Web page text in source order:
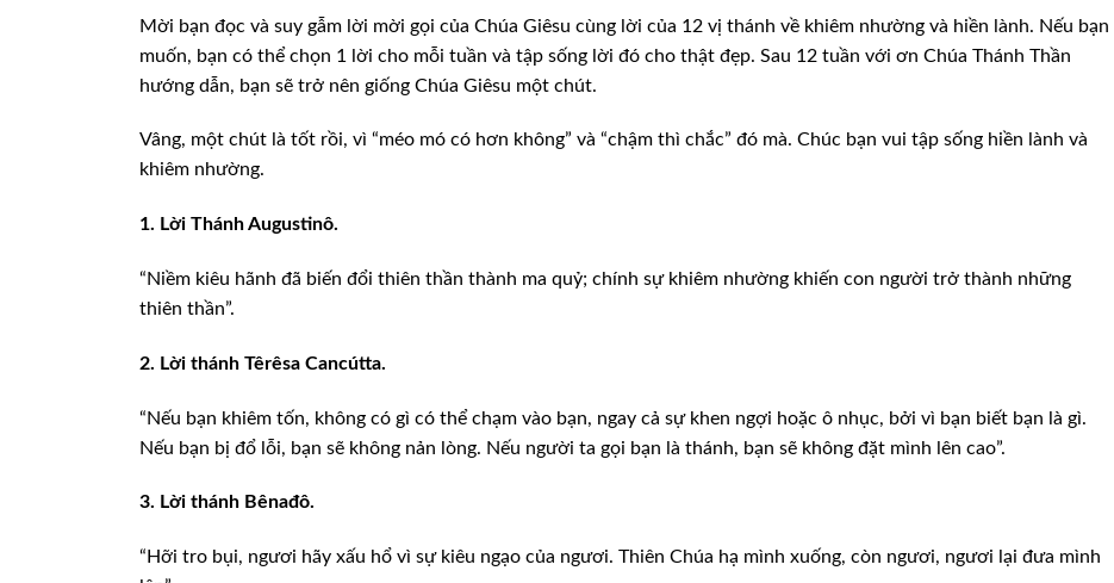
Mời bạn đọc và suy gẫm lời mời gọi của Chúa Giêsu cùng lời của 12 vị thánh về khiêm nhường và hiền lành. Nếu bạn
muốn, bạn có thể chọn 1 lời cho mỗi tuần và tập sống lời đó cho thật đẹp. Sau 12 tuần với ơn Chúa Thánh Thần
hướng dẫn, bạn sẽ trở nên giống Chúa Giêsu một chút.
Vâng, một chút là tốt rồi, vì “méo mó có hơn không” và “chậm thì chắc” đó mà. Chúc bạn vui tập sống hiền lành và
khiêm nhường.
1. Lời Thánh Augustinô.
“Niềm kiêu hãnh đã biến đổi thiên thần thành ma quỷ; chính sự khiêm nhường khiến con người trở thành những
thiên thần”.
2. Lời thánh Têrêsa Cancútta.
“Nếu bạn khiêm tốn, không có gì có thể chạm vào bạn, ngay cả sự khen ngợi hoặc ô nhục, bởi vì bạn biết bạn là gì.
Nếu bạn bị đổ lỗi, bạn sẽ không nản lòng. Nếu người ta gọi bạn là thánh, bạn sẽ không đặt mình lên cao”.
3. Lời thánh Bênađô.
“Hỡi tro bụi, ngươi hãy xấu hổ vì sự kiêu ngạo của ngươi. Thiên Chúa hạ mình xuống, còn ngươi, ngươi lại đưa mình